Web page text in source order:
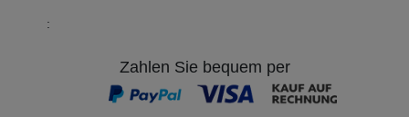
:
Zahlen Sie bequem per